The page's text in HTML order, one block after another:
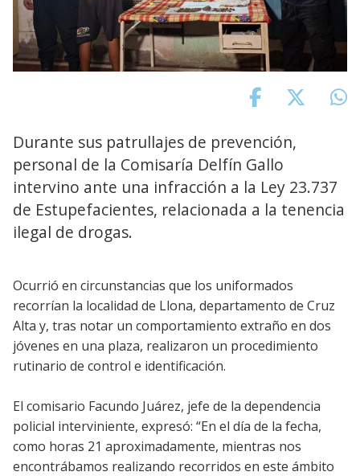
Durante sus patrullajes de prevención,
personal de la Comisaría Delfín Gallo
intervino ante una infracción a la Ley 23.737
de Estupefacientes, relacionada a la tenencia
ilegal de drogas.
Ocurrió en circunstancias que los uniformados
recorrían la localidad de Llona, departamento de Cruz
Alta y, tras notar un comportamiento extraño en dos
jóvenes en una plaza, realizaron un procedimiento
rutinario de control e identificación.
El comisario Facundo Juárez, jefe de la dependencia
policial interviniente, expresó: “En el día de la fecha,
como horas 21 aproximadamente, mientras nos
encontrábamos realizando recorridos en este ámbito